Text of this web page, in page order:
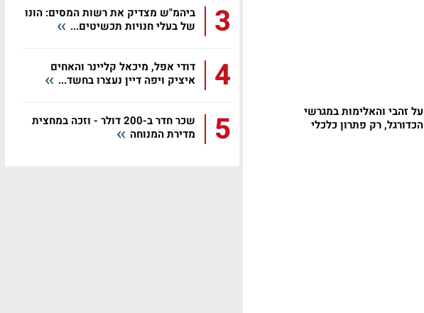
על זהבי והאלימות במגרשי
הכדורגל, רק פתרון כלכלי
3
ביהמ"ש מצדיק את רשות המסים: הונו
של בעלי חנויות תכשיטים...
4
דודי אפל, מיכאל קליינר והאחים
איציק ויפה דיין נעצרו בחשד...
5
שכר חדר ב-200 דולר - וזכה במחצית
מדירת המנוחה